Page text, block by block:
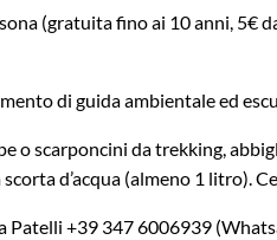
(gratuita fino ai 10 anni, 5€
di guida ambientale ed
o scarponcini da trekking,
d’acqua (almeno 1 litro).
Patelli +39 347 6006939